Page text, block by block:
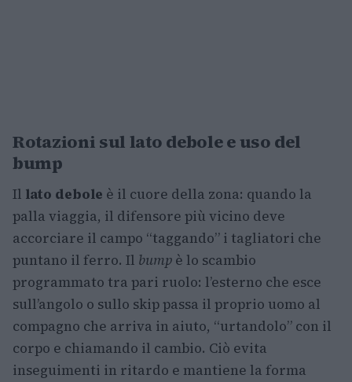
Rotazioni sul lato debole e uso del
bump
Il lato debole è il cuore della zona: quando la
palla viaggia, il difensore più vicino deve
accorciare il campo “taggando” i tagliatori che
puntano il ferro. Il bump è lo scambio
programmato tra pari ruolo: l’esterno che esce
sull’angolo o sullo skip passa il proprio uomo al
compagno che arriva in aiuto, “urtandolo” con il
corpo e chiamando il cambio. Ciò evita
inseguimenti in ritardo e mantiene la forma